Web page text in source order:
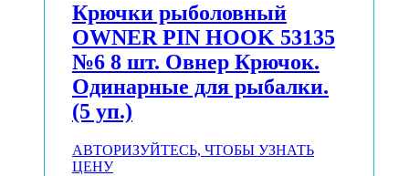
Крючки рыболовный
OWNER PIN HOOK 53135
№6 8 шт. Овнер Крючок.
Одинарные для рыбалки.
(5 уп.)
АВТОРИЗУЙТЕСЬ, ЧТОБЫ УЗНАТЬ
ЦЕНУ